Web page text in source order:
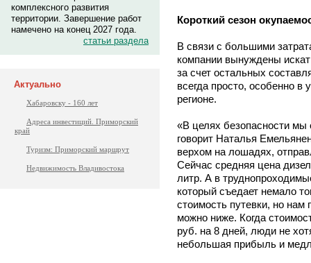
комплексного развития
территории. Завершение работ
намечено на конец 2027 года.
статьи раздела
Актуально
Хабаровску - 160 лет
Адреса инвестиций. Приморский
край
Туризм: Приморский маршрут
Недвижимость Владивостока
Короткий сезон
В связи с большими
компании вынуждены
за счет остальных
всегда просто, особенно в
регионе.
«В целях безопасности мы
говорит Наталья
верхом на лошадях,
Сейчас средняя цена
литр. А в
который съедает немало
стоимость путевки, но нам
можно ниже. Когда
руб. на 8 дней, люди не
небольшая прибыль и